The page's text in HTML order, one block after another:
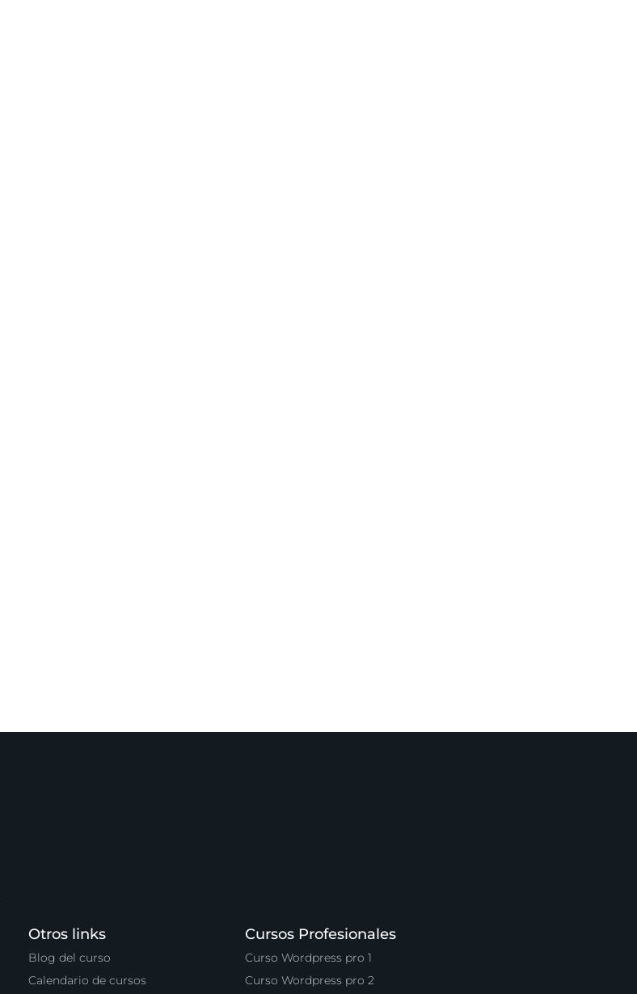
Otros links
Blog del curso
Calendario de cursos
Cursos Profesionales
Curso Wordpress pro 1
Curso Wordpress pro 2